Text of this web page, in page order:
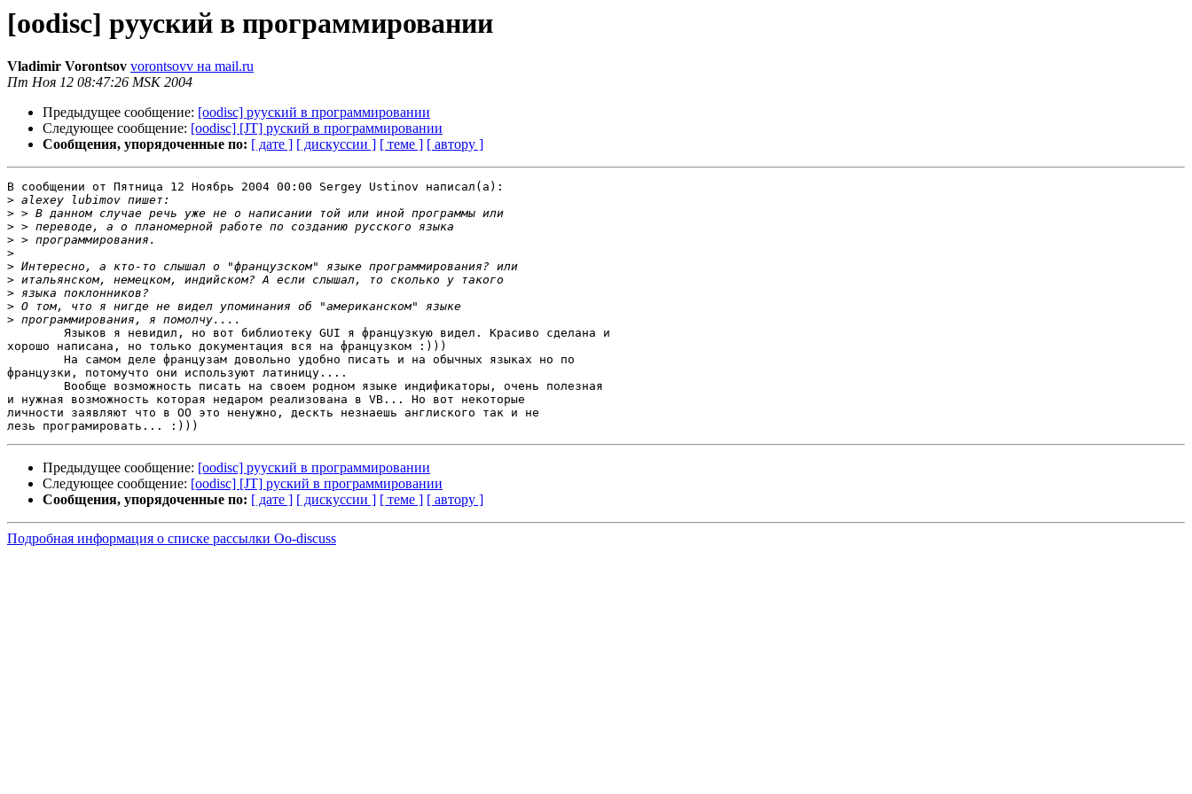
[oodisc] рууский в программировании
Vladimir Vorontsov vorontsovv на mail.ru
Пт Ноя 12 08:47:26 MSK 2004
Предыдущее сообщение: [oodisc] рууский в программировании
Следующее сообщение: [oodisc] [JT] руский в программировании
Сообщения, упорядоченные по: [ дате ] [ дискуссии ] [ теме ] [ автору ]
В сообщении от Пятница 12 Ноябрь 2004 00:00 Sergey Ustinov написал(a):
>
>
>
>
>
>
>
>
>
>
хорошо написана, но только документация вся на французком :)))
французки, потомучто они используют латиницу....
и нужная возможность которая недаром реализована в VB... Но вот некоторые
личности заявляют что в ОО это ненужно, дескть незнаешь англиского так и не
Предыдущее сообщение: [oodisc] рууский в программировании
Следующее сообщение: [oodisc] [JT] руский в программировании
Сообщения, упорядоченные по: [ дате ] [ дискуссии ] [ теме ] [ автору ]
Подробная информация о списке рассылки Oo-discuss